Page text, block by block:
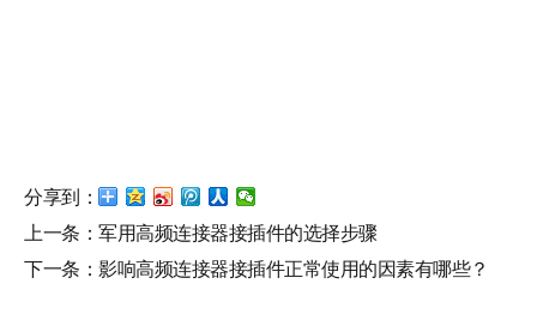
分享到：
上一条： 军用高频连接器接插件的选择步骤
下一条： 影响高频连接器接插件正常使用的因素有哪些？